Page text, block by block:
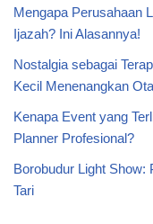
Mengapa Perusahaan
Ijazah? Ini Alasannya!
Nostalgia sebagai
Kecil Menenangkan
Kenapa Event yang
Planner Profesional?
Borobudur Light Show:
Tari